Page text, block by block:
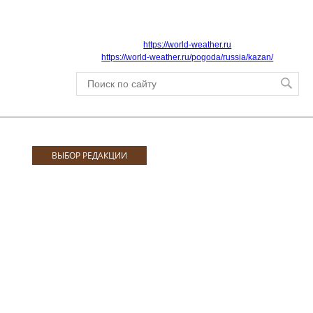
https://world-weather.ru
https://world-weather.ru/pogoda/russia/kazan/
ВЫБОР РЕДАКЦИИ